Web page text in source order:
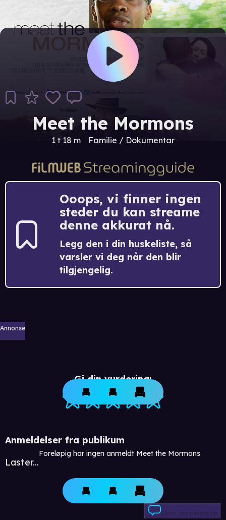
Meet the Mormons
1 t 18 m Familie / Dokumentar
Ooops, vi finner ingen
steder du kan streame
denne akkurat nå.
Legg den i din huskeliste, så
varsler vi deg når den blir
tilgjengelig.
Annonse
Gi din vurdering:
Anmeldelser fra publikum
Laster...
Foreløpig har ingen anmeldt Meet the Mormons
Skriv anmeldelse